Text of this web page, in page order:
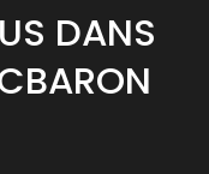
DANS